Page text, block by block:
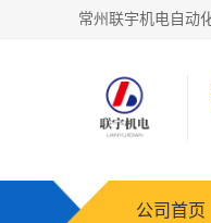
公司首页